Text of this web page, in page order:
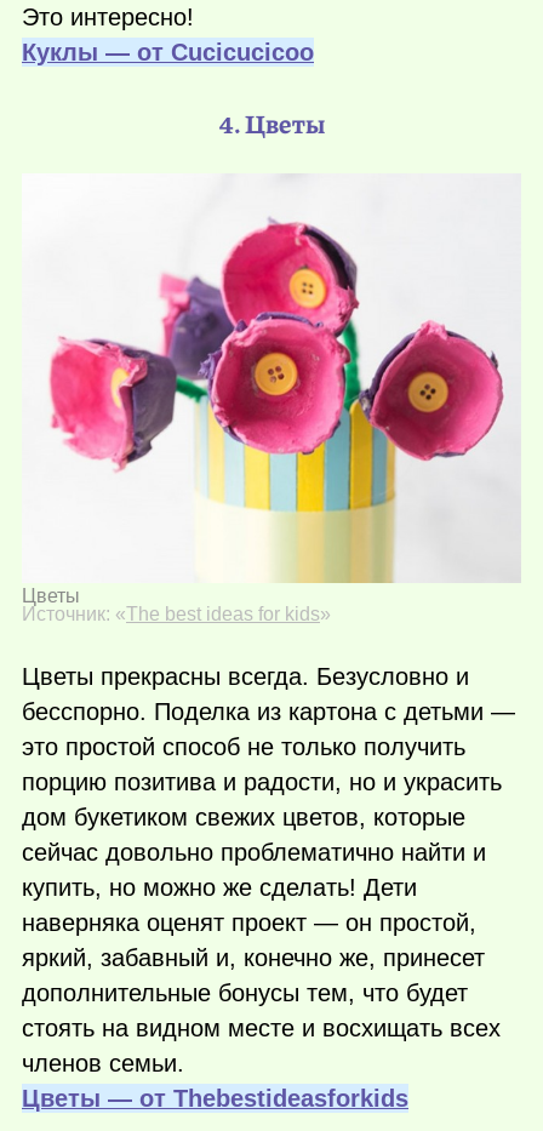
Это интересно!
Куклы — от Сucicucicoo
4. Цветы
Цветы
Источник: «The best ideas for kids»
Цветы прекрасны всегда. Безусловно и
бесспорно. Поделка из картона с детьми —
это простой способ не только получить
порцию позитива и радости, но и украсить
дом букетиком свежих цветов, которые
сейчас довольно проблематично найти и
купить, но можно же сделать! Дети
наверняка оценят проект — он простой,
яркий, забавный и, конечно же, принесет
дополнительные бонусы тем, что будет
стоять на видном месте и восхищать всех
членов семьи.
Цветы — от Тhebestideasforkids